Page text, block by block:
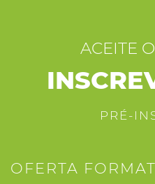
ACEITE
PRÉ-
OFERTA